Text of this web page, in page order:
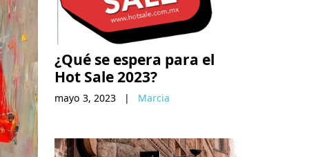
¿Qué se espera para el
Hot Sale 2023?
mayo 3, 2023 | Marcia